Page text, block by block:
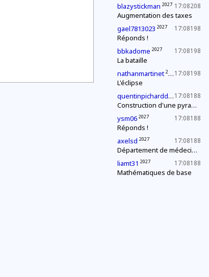
17:08208
blazystickman 2027
Augmentation des taxes
17:08198
gael7813023 2027
Réponds !
17:08198
bbkadome 2027
La bataille
17:08198
nathanmartinet 2027
L'éclipse
17:08188
quentinpicharddu35 2027
Construction d'une pyramide
17:08188
ysm06 2027
Réponds !
17:08188
axelsd 2027
Département de médecine : contrôle d'une épidémie
17:08188
liamt31 2027
Mathématiques de base